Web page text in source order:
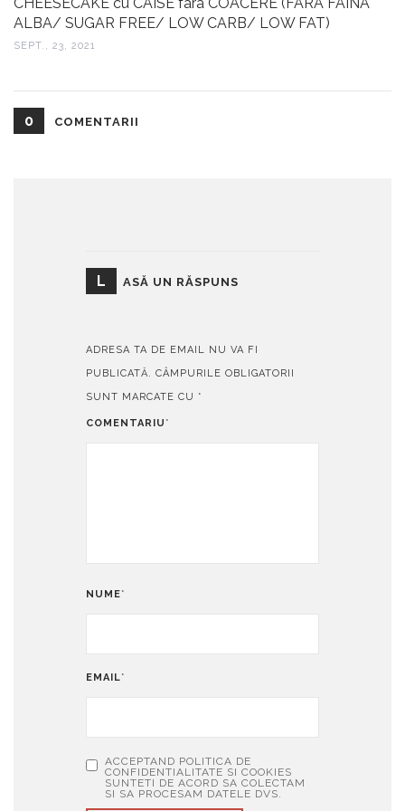
ALBA/ SUGAR FREE/ LOW CARB/ LOW FAT)
SEPT., 23, 2021
0 COMENTARII
L ASĂ UN RĂSPUNS
ADRESA TA DE EMAIL NU VA FI
PUBLICATĂ. CÂMPURILE OBLIGATORII
SUNT MARCATE CU *
COMENTARIU *
NUME*
EMAIL*
ACCEPTAND POLITICA DE
CONFIDENTIALITATE SI COOKIES
SUNTETI DE ACORD SA COLECTAM
SI SA PROCESAM DATELE DVS.